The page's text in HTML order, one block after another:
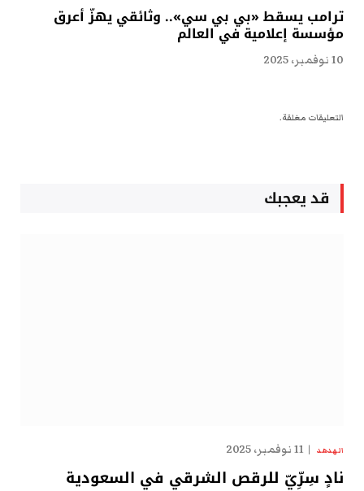
ترامب يسقط «بي بي سي».. وثائقي يهزّ أعرق
مؤسسة إعلامية في العالم
10 نوفمبر، 2025
التعليقات مغلقة.
قد يعجبك
الهدهد 11 نوفمبر، 2025
نادٍ سِرِّيّ للرقص الشرقي في السعودية